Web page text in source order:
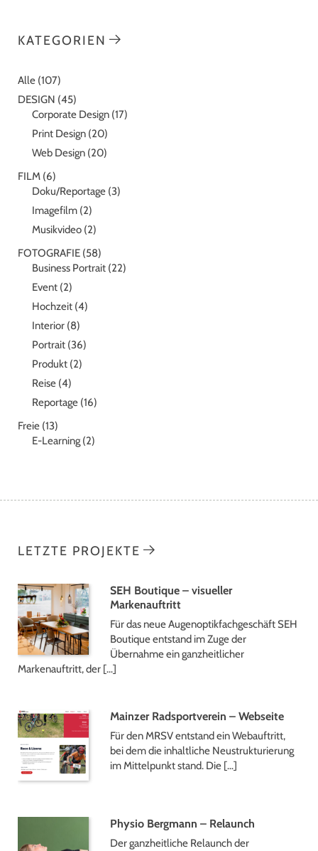
KATEGORIEN
Alle (107)
DESIGN (45)
Corporate Design (17)
Print Design (20)
Web Design (20)
FILM (6)
Doku/Reportage (3)
Imagefilm (2)
Musikvideo (2)
FOTOGRAFIE (58)
Business Portrait (22)
Event (2)
Hochzeit (4)
Interior (8)
Portrait (36)
Produkt (2)
Reise (4)
Reportage (16)
Freie (13)
E-Learning (2)
LETZTE PROJEKTE
SEH Boutique – visueller
Markenauftritt
Für das neue Augenoptikfachgeschäft SEH
Boutique entstand im Zuge der
Übernahme ein ganzheitlicher
Markenauftritt, der […]
Mainzer Radsportverein – Webseite
Für den MRSV entstand ein Webauftritt,
bei dem die inhaltliche Neustrukturierung
im Mittelpunkt stand. Die […]
Physio Bergmann – Relaunch
Der ganzheitliche Relaunch der